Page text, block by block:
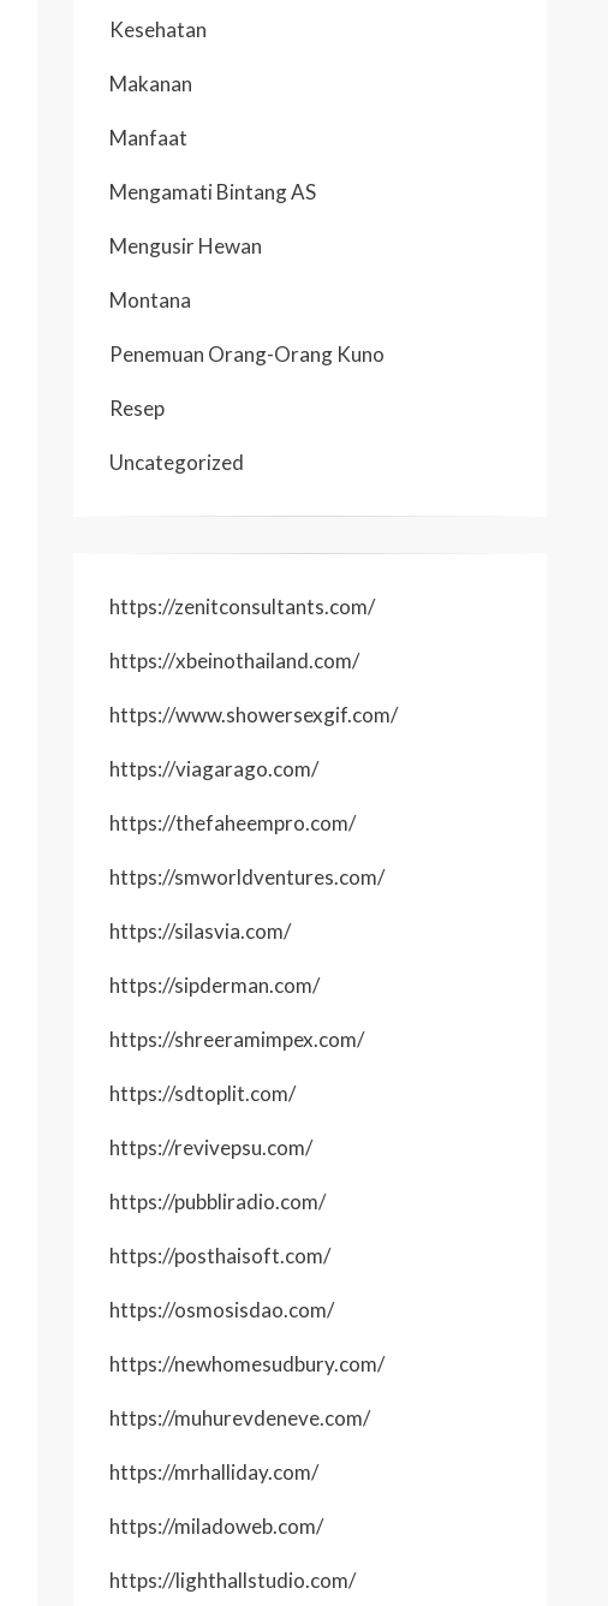
Kesehatan
Makanan
Manfaat
Mengamati Bintang AS
Mengusir Hewan
Montana
Penemuan Orang-Orang Kuno
Resep
Uncategorized
https://zenitconsultants.com/
https://xbeinothailand.com/
https://www.showersexgif.com/
https://viagarago.com/
https://thefaheempro.com/
https://smworldventures.com/
https://silasvia.com/
https://sipderman.com/
https://shreeramimpex.com/
https://sdtoplit.com/
https://revivepsu.com/
https://pubbliradio.com/
https://posthaisoft.com/
https://osmosisdao.com/
https://newhomesudbury.com/
https://muhurevdeneve.com/
https://mrhalliday.com/
https://miladoweb.com/
https://lighthallstudio.com/